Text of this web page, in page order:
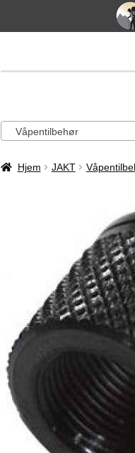
Våpentilbehør
Hjem JAKT